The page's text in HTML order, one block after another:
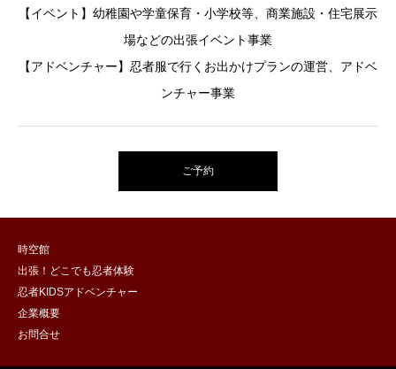
【イベント】幼稚園や学童保育・小学校等、商業施設・住宅展示
場などの出張イベント事業
【アドベンチャー】忍者服で行くお出かけプランの運営、アドベ
ンチャー事業
ご予約
時空館
出張！どこでも忍者体験
忍者KIDSアドベンチャー
企業概要
お問合せ